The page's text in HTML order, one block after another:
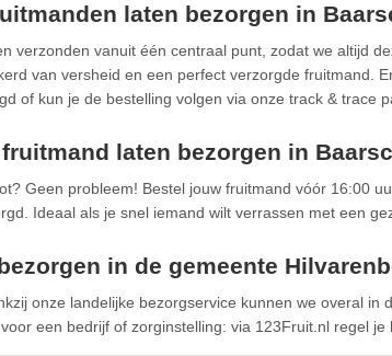
laten bezorgen in
verzonden vanuit één centraal punt, zodat we altijd
van versheid en een perfect verzorgde fruitmand.
of kun je de bestelling volgen via onze track & trace
laten bezorgen in
Geen probleem! Bestel jouw fruitmand vóór 16:00
Ideaal als je snel iemand wilt verrassen met een
in de gemeente
onze landelijke bezorgservice kunnen we overal
een bedrijf of zorginstelling: via 123Fruit.nl regel